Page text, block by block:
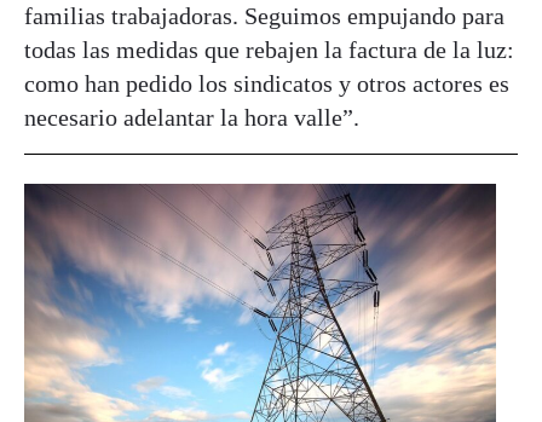
familias trabajadoras. Seguimos empujando para
todas las medidas que rebajen la factura de la luz:
como han pedido los sindicatos y otros actores es
necesario adelantar la hora valle”.